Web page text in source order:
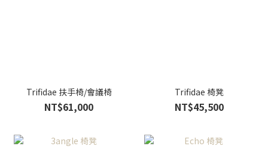
Trifidae 扶手椅/會議椅
NT$61,000
Trifidae 椅凳
NT$45,500